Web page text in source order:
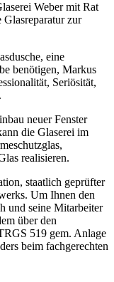
Weber mit Rat
zur
eine
benötigen, Markus
Seriösität,
neuer Fenster
die Glaserei im
realisieren.
staatlich geprüfter
Um Ihnen den
und seine Mitarbeiter
über den
519 gem. Anlage
beim fachgerechten